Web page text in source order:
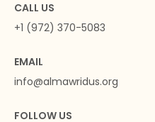
CALL US
+1 (972) 370-5083
EMAIL
info@almawridus.org
FOLLOW US